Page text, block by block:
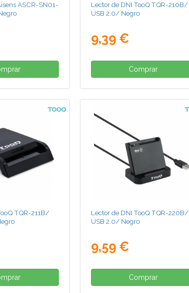
ASCR-SN01-
Lector de DNI TooQ TQR-210B/
USB 2.0/ Negro
9,39 €
Comprar
TQR-211B/
Lector de DNI TooQ TQR-220B/
USB 2.0/ Negro
9,59 €
Comprar